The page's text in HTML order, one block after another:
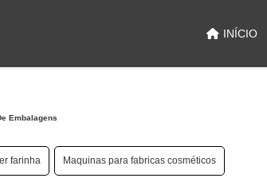
INÍCIO
Embalagens
farinha Maquinas para fabricas cosméticos